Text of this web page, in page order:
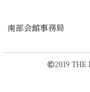
南部会館事務局
2019 THE